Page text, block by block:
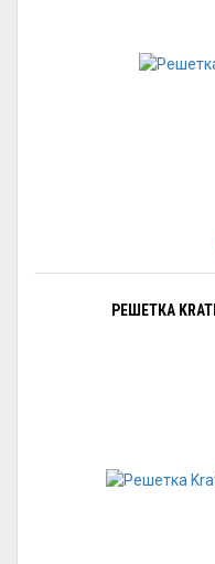
РЕШЕТКА